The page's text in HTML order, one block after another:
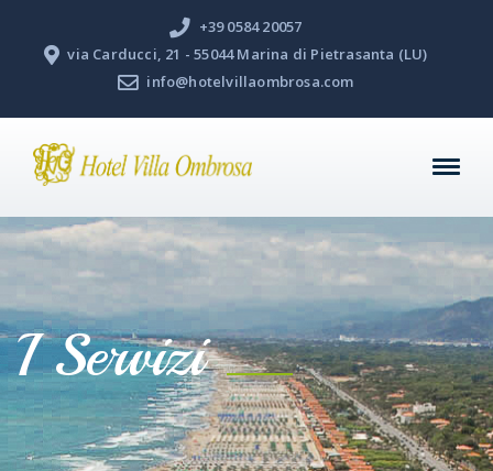
+39 0584 20057
via Carducci, 21 - 55044 Marina di Pietrasanta (LU)
info@hotelvillaombrosa.com
I Servizi